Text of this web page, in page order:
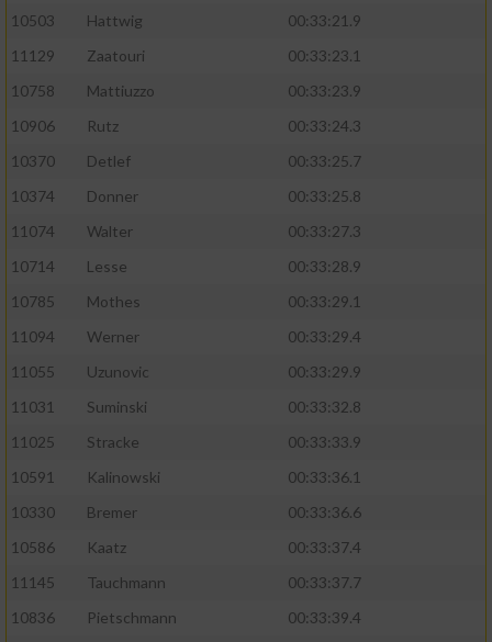
10503
Hattwig
00:33:21.9
11129
Zaatouri
00:33:23.1
10758
Mattiuzzo
00:33:23.9
10906
Rutz
00:33:24.3
10370
Detlef
00:33:25.7
10374
Donner
00:33:25.8
11074
Walter
00:33:27.3
10714
Lesse
00:33:28.9
10785
Mothes
00:33:29.1
11094
Werner
00:33:29.4
11055
Uzunovic
00:33:29.9
11031
Suminski
00:33:32.8
11025
Stracke
00:33:33.9
10591
Kalinowski
00:33:36.1
10330
Bremer
00:33:36.6
10586
Kaatz
00:33:37.4
11145
Tauchmann
00:33:37.7
10836
Pietschmann
00:33:39.4